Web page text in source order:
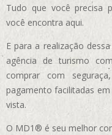
Tudo que você precisa
você encontra aqui.
E para a realização
agência de turismo
comprar com
pagamento facilitadas
vista.
O MD1® é seu melhor